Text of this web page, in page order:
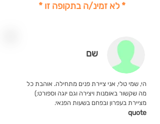
* לא זמינ/ה בתקופה זו *
שם
הי, שמי טלי, אני ציירת פנים מתחילה. אוהבת כל
מה שקשור באומנות ויצירה וגם יוגה וספורט:)
מציירת בעפרון ובפחם בשעות הפנאי.
quote